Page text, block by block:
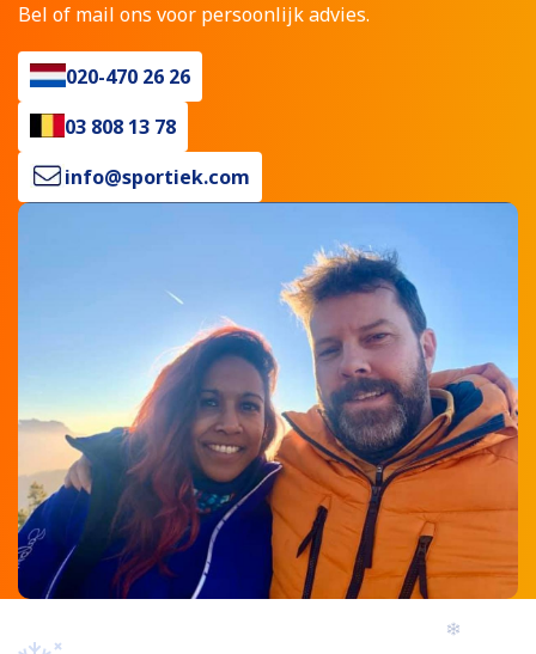
Bel of mail ons voor persoonlijk advies.
020-470 26 26
03 808 13 78
info@sportiek.com